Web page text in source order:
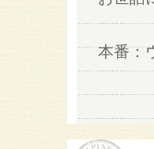
本番：